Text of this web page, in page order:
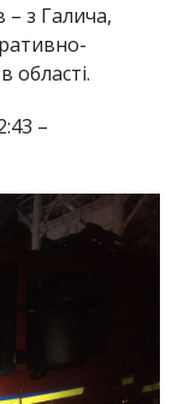
– з Галича,
області.
–